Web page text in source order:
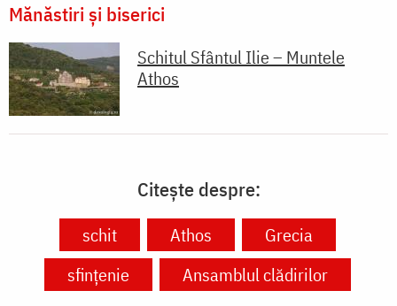
Mănăstiri și biserici
Schitul Sfântul Ilie – Muntele
Athos
Citește despre:
schit Athos
Grecia
sfințenie
Ansamblul clădirilor